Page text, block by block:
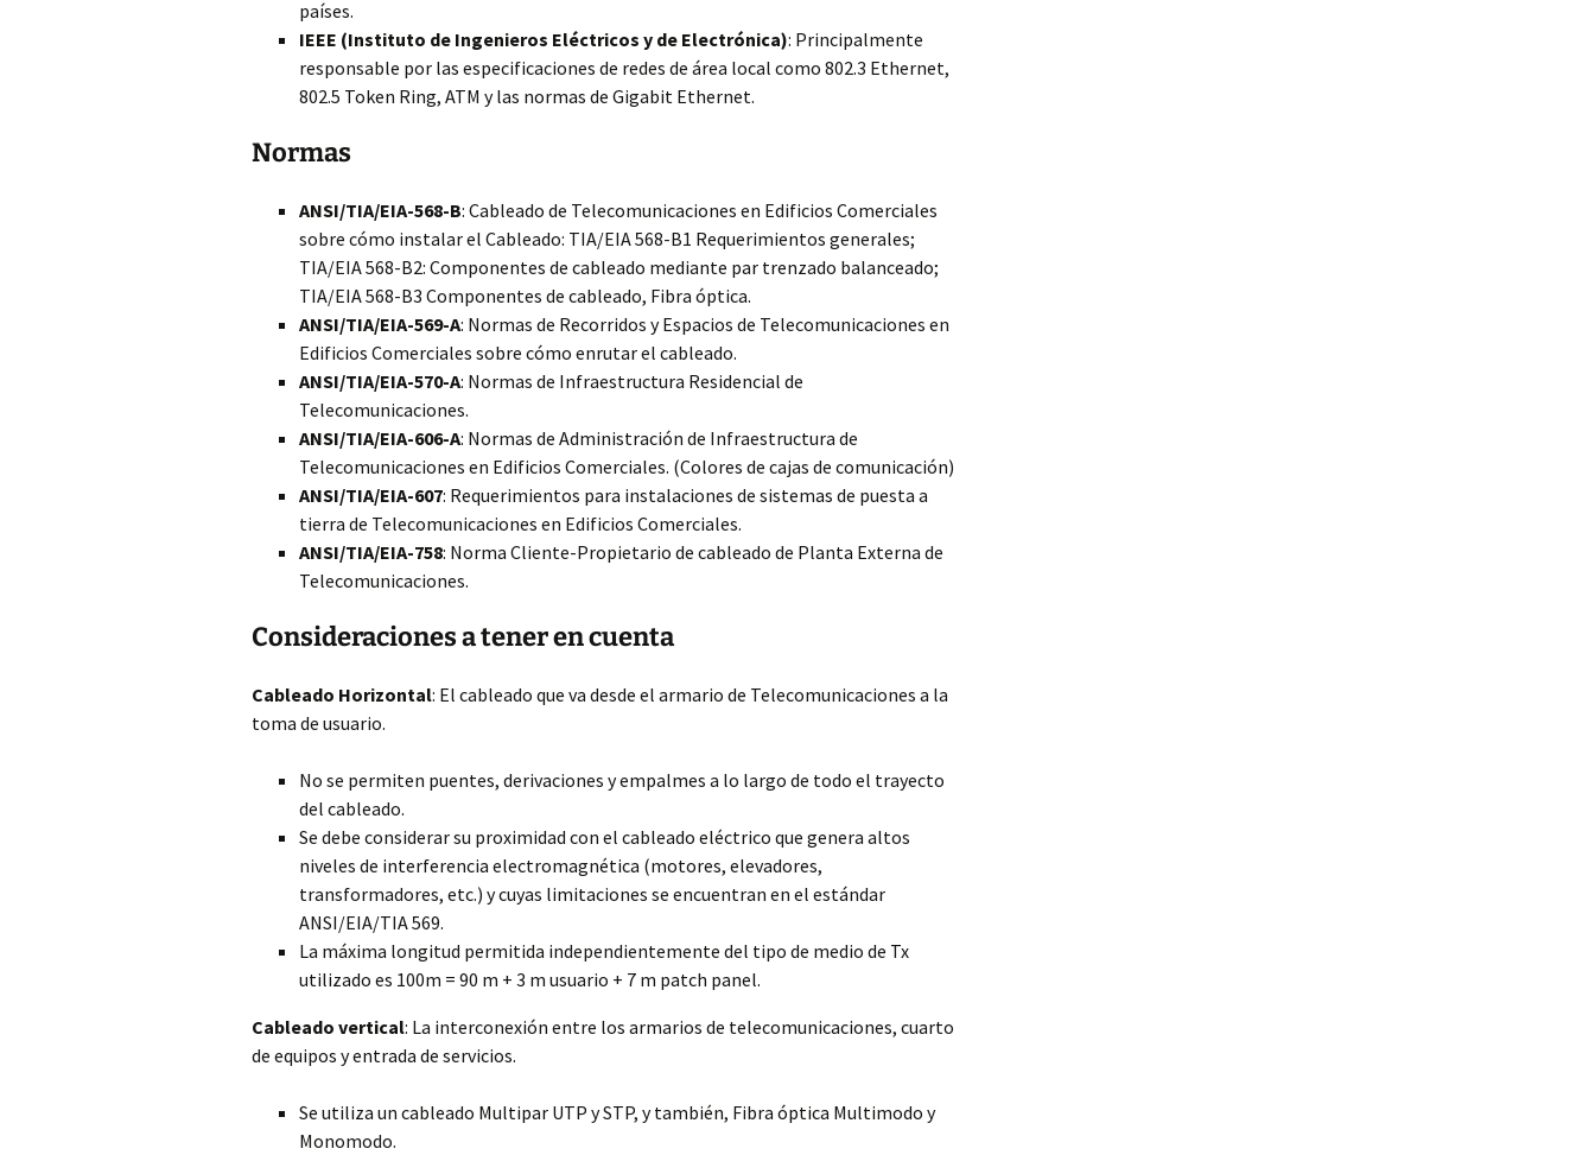
países.
IEEE (Instituto de Ingenieros Eléctricos y de Electrónica): Principalmente
responsable por las especificaciones de redes de área local como 802.3 Ethernet,
802.5 Token Ring, ATM y las normas de Gigabit Ethernet.
Normas
ANSI/TIA/EIA-568-B: Cableado de Telecomunicaciones en Edificios Comerciales
sobre cómo instalar el Cableado: TIA/EIA 568-B1 Requerimientos generales;
TIA/EIA 568-B2: Componentes de cableado mediante par trenzado balanceado;
TIA/EIA 568-B3 Componentes de cableado, Fibra óptica.
ANSI/TIA/EIA-569-A: Normas de Recorridos y Espacios de Telecomunicaciones en
Edificios Comerciales sobre cómo enrutar el cableado.
ANSI/TIA/EIA-570-A: Normas de Infraestructura Residencial de
Telecomunicaciones.
ANSI/TIA/EIA-606-A: Normas de Administración de Infraestructura de
Telecomunicaciones en Edificios Comerciales. (Colores de cajas de comunicación)
ANSI/TIA/EIA-607: Requerimientos para instalaciones de sistemas de puesta a
tierra de Telecomunicaciones en Edificios Comerciales.
ANSI/TIA/EIA-758: Norma Cliente-Propietario de cableado de Planta Externa de
Telecomunicaciones.
Consideraciones a tener en cuenta
Cableado Horizontal: El cableado que va desde el armario de Telecomunicaciones a la
toma de usuario.
No se permiten puentes, derivaciones y empalmes a lo largo de todo el trayecto
del cableado.
Se debe considerar su proximidad con el cableado eléctrico que genera altos
niveles de interferencia electromagnética (motores, elevadores,
transformadores, etc.) y cuyas limitaciones se encuentran en el estándar
ANSI/EIA/TIA 569.
La máxima longitud permitida independientemente del tipo de medio de Tx
utilizado es 100m = 90 m + 3 m usuario + 7 m patch panel.
Cableado vertical: La interconexión entre los armarios de telecomunicaciones, cuarto
de equipos y entrada de servicios.
Se utiliza un cableado Multipar UTP y STP, y también, Fibra óptica Multimodo y
Monomodo.